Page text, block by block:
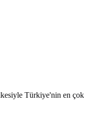
Türkiye'nin en çok